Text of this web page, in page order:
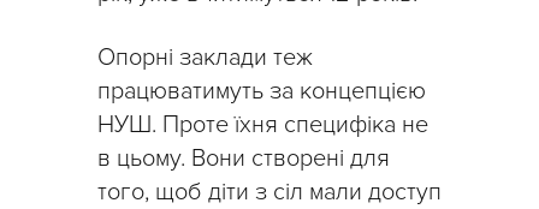
Опорні заклади теж
працюватимуть за концепцією
НУШ. Проте їхня специфіка не
в цьому. Вони створені для
того, щоб діти з сіл мали доступ